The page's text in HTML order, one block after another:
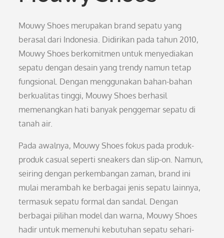
Mouwy Shoes merupakan brand sepatu yang
berasal dari Indonesia. Didirikan pada tahun 2010,
Mouwy Shoes berkomitmen untuk menyediakan
sepatu dengan desain yang trendy namun tetap
fungsional. Dengan menggunakan bahan-bahan
berkualitas tinggi, Mouwy Shoes berhasil
memenangkan hati banyak penggemar sepatu di
tanah air.
Pada awalnya, Mouwy Shoes fokus pada produk-
produk casual seperti sneakers dan slip-on. Namun,
seiring dengan perkembangan zaman, brand ini
mulai merambah ke berbagai jenis sepatu lainnya,
termasuk sepatu formal dan sandal. Dengan
berbagai pilihan model dan warna, Mouwy Shoes
hadir untuk memenuhi kebutuhan sepatu sehari-